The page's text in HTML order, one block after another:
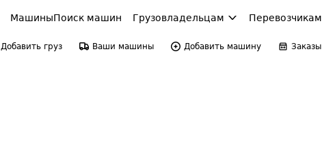
МашиныПоиск машин Грузовладельцам Перевозчикам
Добавить груз Ваши машины Добавить машину Заказы